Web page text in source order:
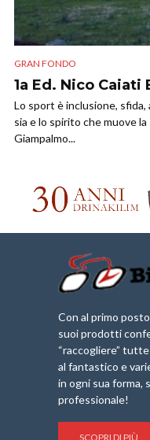
GRAN FONDO
1a Ed. Nico
Lo sport è inclusione,
sia e lo spirito che muove
Giampalmo...
Con al primo
suoi prodotti
“raccogliere”
al fantastico e
in ogni sua forma,
professionale!
SCOPRI DI PIÙ